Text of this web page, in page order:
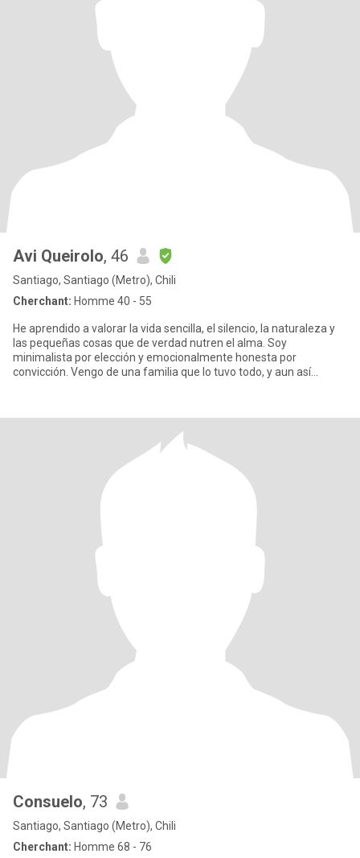
Avi Queirolo, 46
Santiago, Santiago (Metro), Chili
Cherchant: Homme 40 - 55
He aprendido a valorar la vida sencilla, el silencio, la naturaleza y
las pequeñas cosas que de verdad nutren el alma. Soy
minimalista por elección y emocionalmente honesta por
convicción. Vengo de una familia que lo tuvo todo, y aun así
Consuelo, 73
Santiago, Santiago (Metro), Chili
Cherchant: Homme 68 - 76